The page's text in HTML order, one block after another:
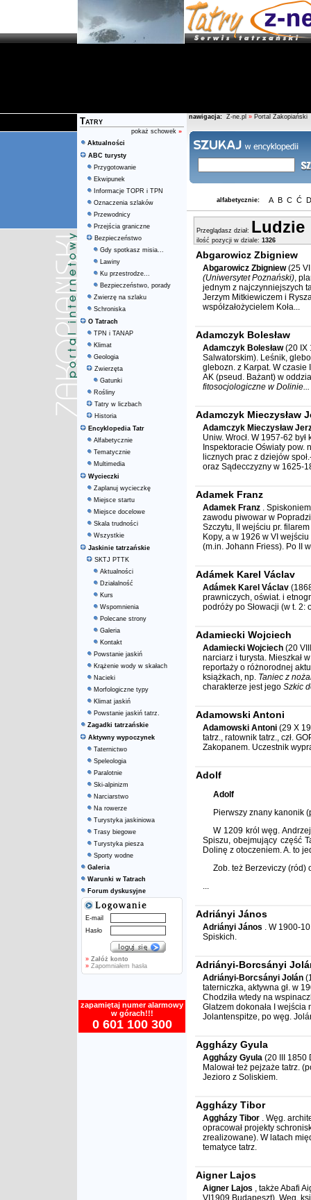
Tatry
pokaż schowek »
Aktualności
ABC turysty
Przygotowanie
Ekwipunek
Informacje TOPR i TPN
Oznaczenia szlaków
Przewodnicy
Przejścia graniczne
Bezpieczeństwo
Gdy spotkasz misia...
Lawiny
Ku przestrodze...
Bezpieczeństwo, porady
Zwierzę na szlaku
Schroniska
O Tatrach
TPN i TANAP
Klimat
Geologia
Zwierzęta
Gatunki
Rośliny
Tatry w liczbach
Historia
Encyklopedia Tatr
Alfabetycznie
Tematycznie
Multimedia
Wycieczki
Zaplanuj wycieczkę
Miejsce startu
Miejsce docelowe
Skala trudności
Wszystkie
Jaskinie tatrzańskie
SKTJ PTTK
Aktualności
Działalność
Kurs
Wspomnienia
Polecane strony
Galeria
Kontakt
Powstanie jaskiń
Krążenie wody w skałach
Nacieki
Morfologiczne typy
Klimat jaskiń
Powstanie jaskiń tatrz.
Zagadki tatrzańskie
Aktywny wypoczynek
Taternictwo
Speleologia
Paralotnie
Ski-alpinizm
Narciarstwo
Na rowerze
Turystyka jaskiniowa
Trasy biegowe
Turystyka piesza
Sporty wodne
Galeria
Warunki w Tatrach
Forum dyskusyjne
E-mail
Hasło
» Załóż konto
» Zapomniałem hasła
zapamiętaj numer alarmowy
w górach!!!
0 601 100 300
nawigacja: Z-ne.pl » Portal Zakopiański
alfabetycznie: A B C Ć D
Przeglądasz dział: Ludzie
ilość pozycji w dziale: 1326
Abgarowicz Zbigniew
Abgarowicz Zbigniew(25 VI
(Uniwersytet Poznański),
jednym z najczynniejszych
Jerzym Mitkiewiczem i
współzałożycielem Koła...
Adamczyk Bolesław
Adamczyk Bolesław(20 IX
Salwatorskim). Leśnik,
glebozn. z Karpat. W czasie
AK (pseud. Bażant) w
fitosocjologiczne w Dolinie...
Adamczyk Mieczysław
Adamczyk Mieczysław
Uniw. Wrocł. W 1957-62
Inspektoracie Oświaty pow.
licznych prac z dziejów
oraz Sądecczyzny w 1625-
Adamek Franz
Adamek Franz .
zawodu piwowar w
Szczytu, II wejściu pr.
Kopy, a w 1926 w VI
(m.in. Johann Friess). Po II
Adámek Karel Václav
Adámek Karel Václav
prawniczych, oświat. i
podróży po Słowacji (w t. 2:
Adamiecki Wojciech
Adamiecki Wojciech (20
narciarz i turysta. Mieszkał
reportaży o różnorodnej
książkach, np. Taniec z
charakterze jest jego Szkic
Adamowski Antoni
Adamowski Antoni (29 X
tatrz., ratownik tatrz., czł.
Zakopanem. Uczestnik
Adolf
Adolf
Pierwszy znany kanonik
W 1209 król węg.
Spiszu, obejmujący część
Dolinę z otoczeniem. A. to
Zob. też Berzeviczy (ród)
...
Adriányi János
Adriányi János . W 1900-
Spiskich.
Adriányi-Borcsányi
Adriányi-Borcsányi Jolán
taterniczka, aktywna gł. w
Chodziła wtedy na
Glatzem dokonała I
Jolantenspitze, po węg.
Aggházy Gyula
Aggházy Gyula (20 III 1850
Malował też pejzaże tatrz.
Jezioro z Soliskiem.
Aggházy Tibor
Aggházy Tibor . Węg.
opracował projekty
zrealizowane). W latach
tematyce tatrz.
Aigner Lajos
Aigner Lajos , także Abafi
VI1909 Budapeszt). Węg.